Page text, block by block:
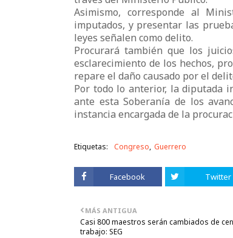
Asimismo, corresponde al
imputados, y presentar las
leyes señalen como delito.
Procurará también que los
esclarecimiento de los hechos,
repare el daño causado por el
Por todo lo anterior, la diputada
ante esta Soberanía de los
instancia encargada de la
Etiquetas: Congreso Guerrero
Facebook Twitter
MÁS ANTIGUA
Casi 800 maestros serán cambiados de
trabajo: SEG